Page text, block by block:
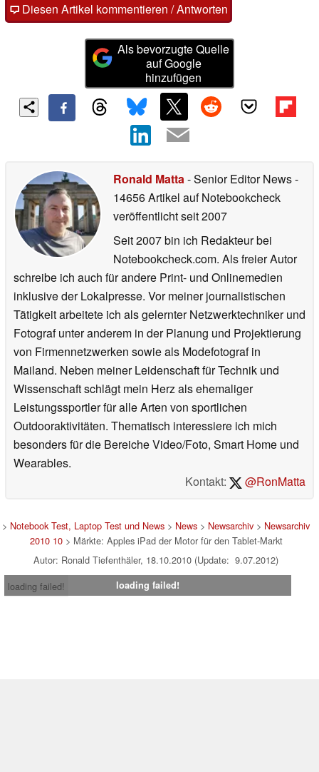
Diesen Artikel kommentieren / Antworten
Als bevorzugte Quelle
auf Google
hinzufügen
Ronald Matta- Senior Editor News-
14656 Artikel auf Notebookcheck
veröffentlichtseit 2007
Seit 2007 bin ich Redakteur bei
Notebookcheck.com. Als freier Autor
schreibe ich auch für andere Print- und Onlinemedien
inklusive der Lokalpresse. Vor meiner journalistischen
Tätigkeit arbeitete ich als gelernter Netzwerktechniker und
Fotograf unter anderem in der Planung und Projektierung
von Firmennetzwerken sowie als Modefotograf in
Mailand. Neben meiner Leidenschaft für Technik und
Wissenschaft schlägt mein Herz als ehemaliger
Leistungssportler für alle Arten von sportlichen
Outdooraktivitäten. Thematisch interessiere ich mich
besonders für die Bereiche Video/Foto, Smart Home und
Wearables.
Kontakt:
@RonMatta
> Notebook Test, Laptop Test und News > News > Newsarchiv > Newsarchiv
2010 10> Märkte: Apples iPad der Motor für den Tablet-Markt
Autor: Ronald Tiefenthäler, 18.10.2010 (Update: 9.07.2012)
loading failed!
loading failed!